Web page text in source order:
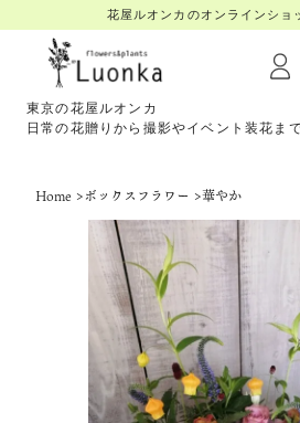
花屋ルオンカのオンラインショ
東京の花屋ルオンカ
日常の花贈りから撮影やイベント装花ま
Home >ボックスフラワー >華やか